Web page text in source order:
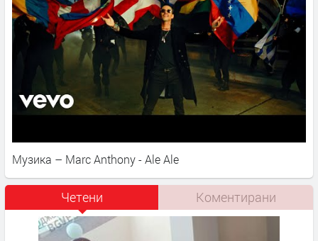
Музика – Marc Anthony - Ale Ale
Четени Коментирани